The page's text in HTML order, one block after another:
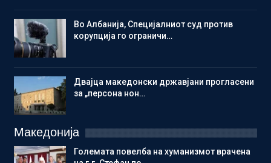
Во Албанија, Специјалниот суд против
корупција го ограничи…
Двајца македонски државјани прогласени
за „персона нон…
Македонија
Големата повелба на хуманизмот врачена